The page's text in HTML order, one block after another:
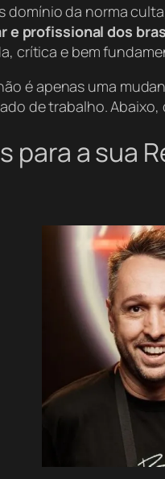
da norma
e profissional dos
crítica e bem
é apenas uma
de trabalho.
para a sua